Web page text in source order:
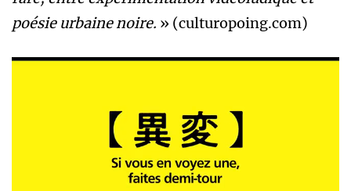
poésie urbaine noire. » (culturopoing.com)